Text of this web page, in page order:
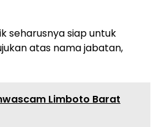
seharusnya siap untuk
atas nama jabatan,
Limboto Barat